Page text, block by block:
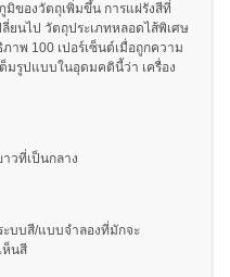
ของวัตถุเพิ่มขึ้น การแผ่รังสีที่
ยนไป วัตถุประเภทหลอดไส้พิเศษ
าพ 100 เปอร์เซ็นต์เมื่อถูกความ
ต็มรูปแบบในอุดมคตินี้ว่า เครื่อง
วที่เป็นกลาง
ะบบสี/แบบจำลองที่มักจะ
ห็นสี